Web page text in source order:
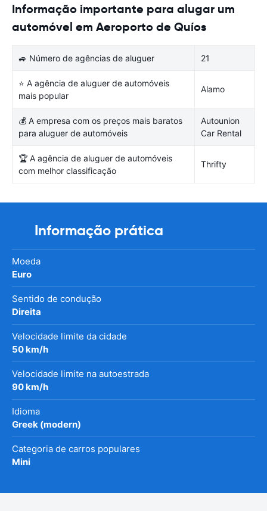
Informação importante para alugar um
automóvel em Aeroporto de Quíos
🚙 Número de agências de aluguer 21
⭐ A agência de aluguer de automóveis
mais popular
Alamo
💰 A empresa com os preços mais baratos
para aluguer de automóveis
Autounion
Car Rental
🏆 A agência de aluguer de automóveis
com melhor classificação
Thrifty
Informação prática
Moeda
Euro
Sentido de condução
Direita
Velocidade limite da cidade
50 km/h
Velocidade limite na autoestrada
90 km/h
Idioma
Greek (modern)
Categoria de carros populares
Mini